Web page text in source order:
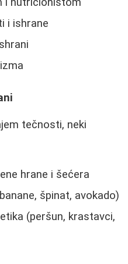
i ishrane
tečnosti, neki
hrane i šećera
špinat, avokado)
(peršun, krastavci,